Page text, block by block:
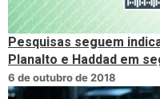
Pesquisas seguem
Planalto e Haddad em
6 de outubro de 2018